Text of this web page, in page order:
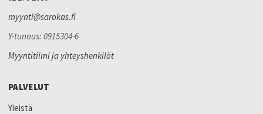
myynti@sarokas.fi
Y-tunnus: 0915304-6
Myyntitiimi ja yhteyshenkilöt
PALVELUT
Yleistä